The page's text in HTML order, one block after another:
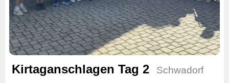
Kirtaganschlagen Tag 2
Schwadorf